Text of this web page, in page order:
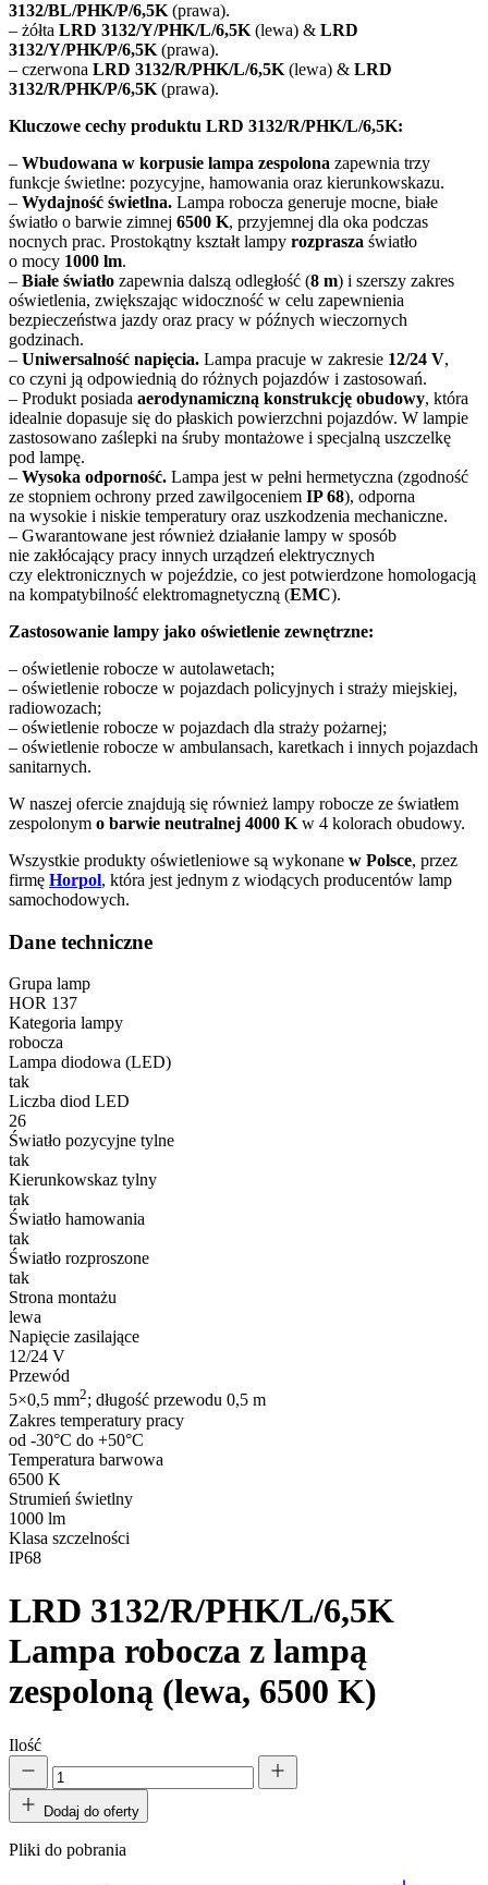
3132/BL/PHK/P/6,5K (prawa).
– żółta LRD 3132/Y/PHK/L/6,5K (lewa) & LRD
3132/Y/PHK/P/6,5K (prawa).
– czerwona LRD 3132/R/PHK/L/6,5K (lewa) & LRD
3132/R/PHK/P/6,5K (prawa).
Kluczowe cechy produktu LRD 3132/R/PHK/L/6,5K:
– Wbudowana w korpusie lampa zespolona zapewnia trzy
funkcje świetlne: pozycyjne, hamowania oraz kierunkowskazu.
– Wydajność świetlna. Lampa robocza generuje mocne, białe
światło o barwie zimnej 6500 K, przyjemnej dla oka podczas
nocnych prac. Prostokątny kształt lampy rozprasza światło
o mocy 1000 lm.
– Białe światło zapewnia dalszą odległość (8 m) i szerszy zakres
oświetlenia, zwiększając widoczność w celu zapewnienia
bezpieczeństwa jazdy oraz pracy w późnych wieczornych
godzinach.
– Uniwersalność napięcia. Lampa pracuje w zakresie 12/24 V,
co czyni ją odpowiednią do różnych pojazdów i zastosowań.
– Produkt posiada aerodynamiczną konstrukcję obudowy, która
idealnie dopasuje się do płaskich powierzchni pojazdów. W lampie
zastosowano zaślepki na śruby montażowe i specjalną uszczelkę
pod lampę.
– Wysoka odporność. Lampa jest w pełni hermetyczna (zgodność
ze stopniem ochrony przed zawilgoceniem IP 68), odporna
na wysokie i niskie temperatury oraz uszkodzenia mechaniczne.
– Gwarantowane jest również działanie lampy w sposób
nie zakłócający pracy innych urządzeń elektrycznych
czy elektronicznych w pojeździe, co jest potwierdzone homologacją
na kompatybilność elektromagnetyczną (EMC).
Zastosowanie lampy jako oświetlenie zewnętrzne:
– oświetlenie robocze w autolawetach;
– oświetlenie robocze w pojazdach policyjnych i straży miejskiej,
radiowozach;
– oświetlenie robocze w pojazdach dla straży pożarnej;
– oświetlenie robocze w ambulansach, karetkach i innych pojazdach
sanitarnych.
W naszej ofercie znajdują się również lampy robocze ze światłem
zespolonym o barwie neutralnej 4000 K w 4 kolorach obudowy.
Wszystkie produkty oświetleniowe są wykonane w Polsce, przez
firmę Horpol, która jest jednym z wiodących producentów lamp
samochodowych.
Dane techniczne
Grupa lamp
HOR 137
Kategoria lampy
robocza
Lampa diodowa (LED)
tak
Liczba diod LED
26
Światło pozycyjne tylne
tak
Kierunkowskaz tylny
tak
Światło hamowania
tak
Światło rozproszone
tak
Strona montażu
lewa
Napięcie zasilające
12/24 V
Przewód
5×0,5 mm2; długość przewodu 0,5 m
Zakres temperatury pracy
od -30°C do +50°C
Temperatura barwowa
6500 K
Strumień świetlny
1000 lm
Klasa szczelności
IP68
LRD 3132/R/PHK/L/6,5K
Lampa robocza z lampą
zespoloną (lewa, 6500 K)
Ilość
Dodaj do oferty
Pliki do pobrania